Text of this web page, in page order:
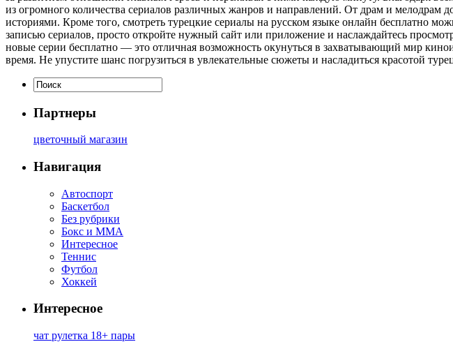
из огромного количества сериалов различных жанров и направлений. От драм и
историями. Кроме того, смотреть турецкие сериалы на русском языке онлайн бесплатно
записью сериалов, просто откройте нужный сайт или приложение и наслаждайтесь
новые серии бесплатно — это отличная возможность окунуться в захватывающий мир
время. Не упустите шанс погрузиться в увлекательные сюжеты и насладиться красотой
Партнеры
цветочный магазин
Навигация
Автоспорт
Баскетбол
Без рубрики
Бокс и ММА
Интересное
Теннис
Футбол
Хоккей
Интересное
чат рулетка 18+ пары